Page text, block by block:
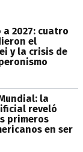
a 2027: cuatro
el
y la crisis de
la
reveló
primeros
en ser